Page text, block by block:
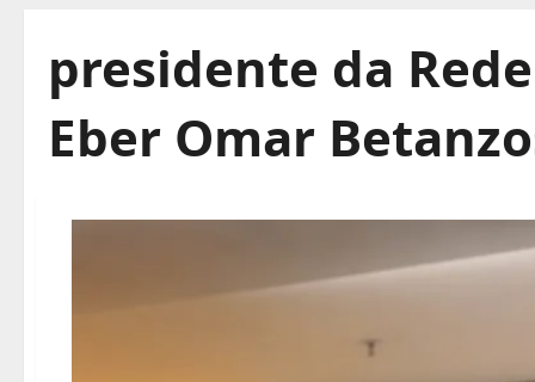
presidente da
Eber Omar